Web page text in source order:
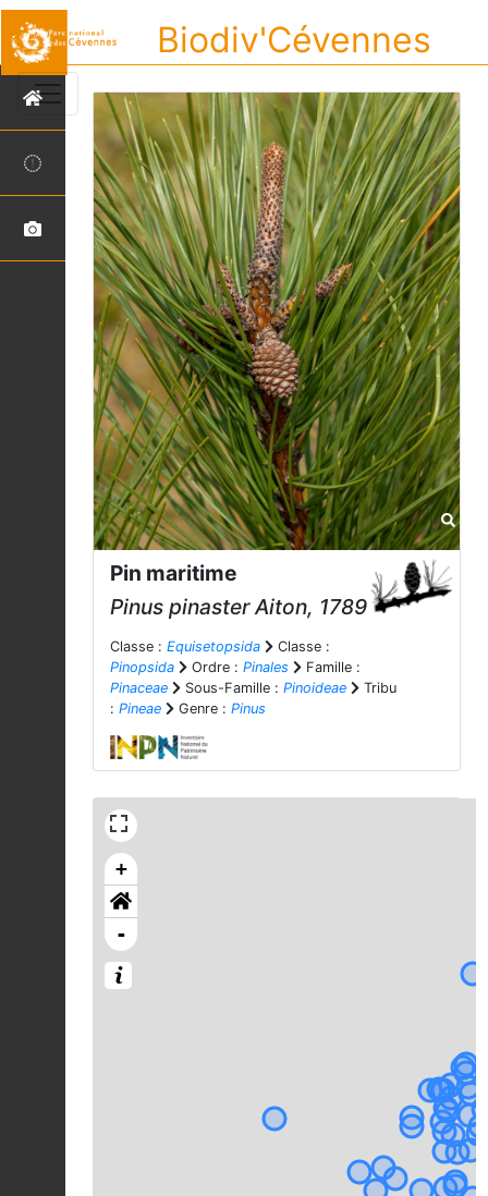
Biodiv'Cévennes
Pin maritime
Pinus pinasterAiton, 1789
Classe : Equisetopsida
Classe :
Pinopsida
Ordre : Pinales
Famille :
Pinaceae
Sous-Famille : Pinoideae
Tribu
: Pineae Genre : Pinus
+
-